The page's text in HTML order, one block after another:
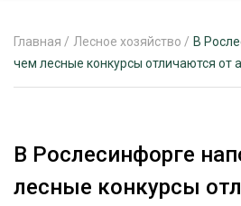
Главная / Лесное хозяйство / В
чем лесные конкурсы отличаются от
В Рослесинфорге
лесные конкурсы